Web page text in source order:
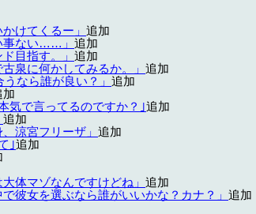
けてくるー」 追加
事ない……」 追加
目指す。」 追加
泉に何かしてみるか。」 追加
なら誰が良い？」 追加
加
気で言ってるのですか？｣追加
追加
涼宮フリーザ」 追加
｣追加
体マゾなんですけどね」 追加
彼女を選ぶなら誰がいいかな？カナ？」 追加